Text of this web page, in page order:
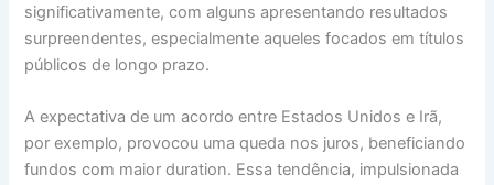
significativamente, com alguns apresentando resultados
surpreendentes, especialmente aqueles focados em títulos
públicos de longo prazo.
A expectativa de um acordo entre Estados Unidos e Irã,
por exemplo, provocou uma queda nos juros, beneficiando
fundos com maior duration. Essa tendência, impulsionada